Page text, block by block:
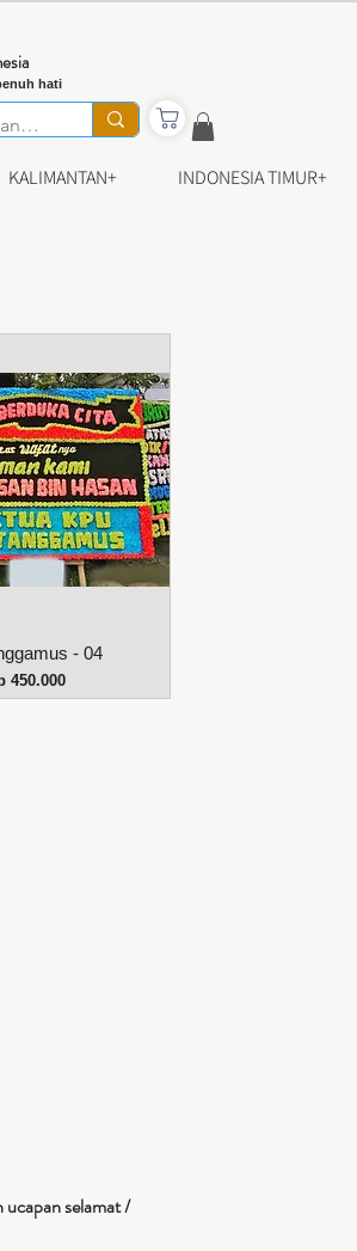
hati
KALIMANTAN+ INDONESIA TIMUR+
Cepat- 04
450.000
ucapan selamat /